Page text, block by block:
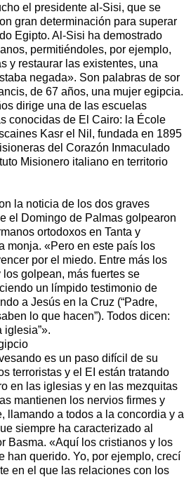
el presidente al-Sisi, que se
gran determinación para superar
Egipto. Al-Sisi ha demostrado
permitiéndoles, por ejemplo,
y restaurar las existentes, una
negada». Son palabras de sor
de 67 años, una mujer egipcia.
dirige una de las escuelas
conocidas de El Cairo: la École
Kasr el Nil, fundada en 1895
del Corazón Inmaculado
Misionero italiano en territorio
la noticia de los dos graves
el Domingo de Palmas golpearon
ortodoxos en Tanta y
monja. «Pero en este país los
por el miedo. Entre más los
golpean, más fuertes se
un límpido testimonio de
a Jesús en la Cruz (“Padre,
lo que hacen”). Todos dicen:
iglesia”».
es un paso difícil de su
terroristas y el EI están tratando
en las iglesias y en las mezquitas
mantienen los nervios firmes y
llamando a todos a la concordia y a
siempre ha caracterizado al
Basma. «Aquí los cristianos y los
han querido. Yo, por ejemplo, crecí
en el que las relaciones con los